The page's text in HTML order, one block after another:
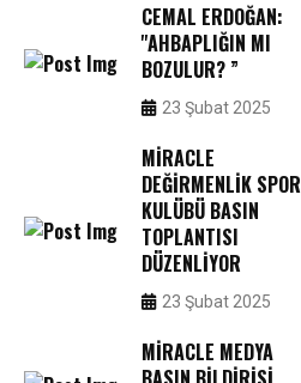
CEMAL ERDOĞAN:
''AHBAPLIĞIN MI
BOZULUR? ”
23 Şubat 2025
MIRACLE
DEĞIRMENLIK SPOR
KULÜBÜ BASIN
TOPLANTISI
DÜZENLIYOR
23 Şubat 2025
MIRACLE MEDYA